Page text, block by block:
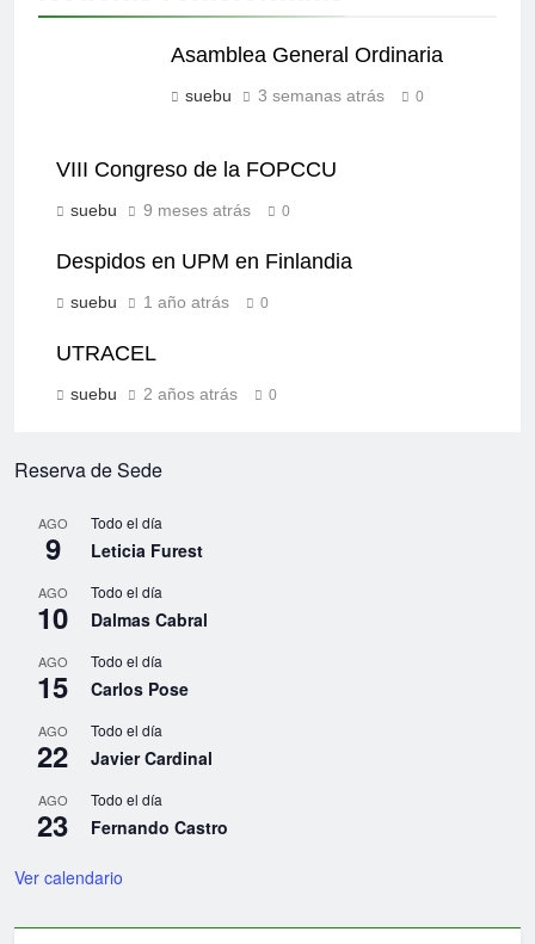
Asamblea General Ordinaria
suebu 3 semanas atrás 0
VIII Congreso de la FOPCCU
suebu 9 meses atrás 0
Despidos en UPM en Finlandia
suebu 1 año atrás 0
UTRACEL
suebu 2 años atrás 0
Reserva de Sede
AGO
9
Todo el día
Leticia Furest
AGO
10
Todo el día
Dalmas Cabral
AGO
15
Todo el día
Carlos Pose
AGO
22
Todo el día
Javier Cardinal
AGO
23
Todo el día
Fernando Castro
Ver calendario